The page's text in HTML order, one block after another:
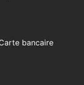
bancaire